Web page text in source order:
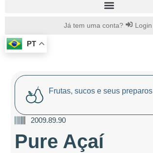
Já tem uma conta? Login
PT
Frutas, sucos e seus preparos
2009.89.90
Pure Açaí